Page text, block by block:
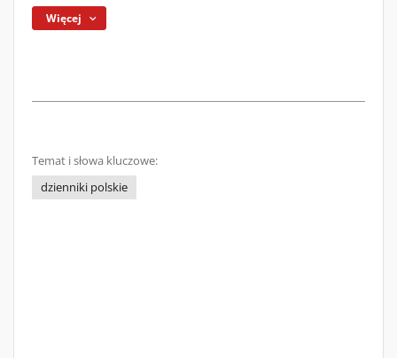
Więcej
Temat i słowa kluczowe:
dzienniki polskie